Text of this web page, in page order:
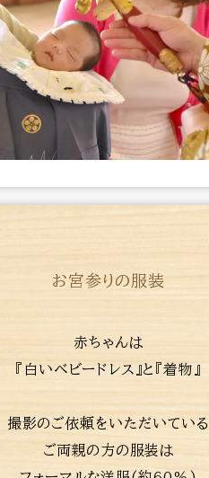
お宮参りの服装
赤ちゃんは
『白いベビードレス』と『着物』
撮影のご依頼をいただいている
ご両親の方の服装は